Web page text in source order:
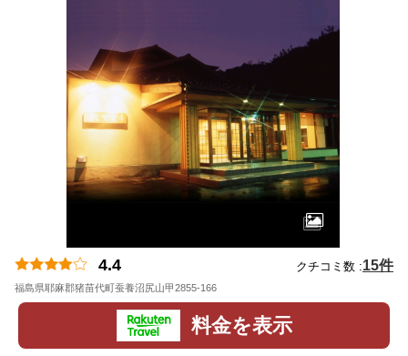
4.4 クチコミ数 :15件
福島県耶麻郡猪苗代町蚕養沼尻山甲2855-166
料金を表示